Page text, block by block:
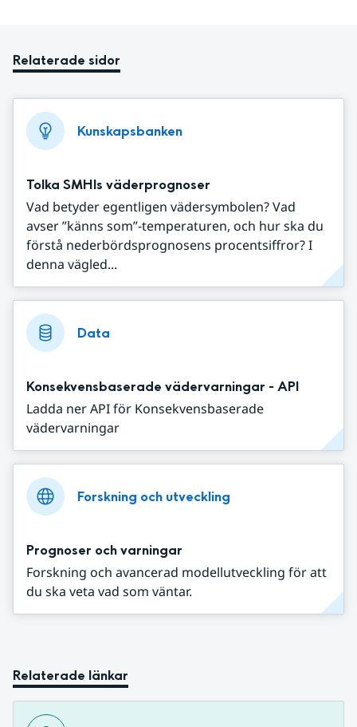
Relaterade sidor
Kunskapsbanken
Tolka SMHIs väderprognoser
Vad betyder egentligen vädersymbolen? Vad
avser ”känns som”-temperaturen, och hur ska du
förstå nederbördsprognosens procentsiffror? I
denna vägled...
Data
Konsekvensbaserade vädervarningar - API
Ladda ner API för Konsekvensbaserade
vädervarningar
Forskning och utveckling
Prognoser och varningar
Forskning och avancerad modellutveckling för att
du ska veta vad som väntar.
Relaterade länkar